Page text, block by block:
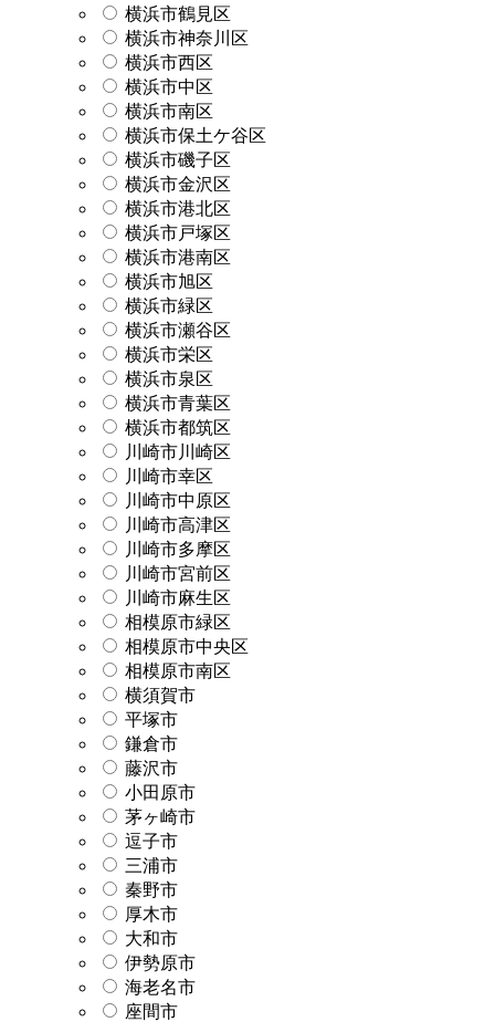
横浜市鶴見区
横浜市神奈川区
横浜市西区
横浜市中区
横浜市南区
横浜市保土ケ谷区
横浜市磯子区
横浜市金沢区
横浜市港北区
横浜市戸塚区
横浜市港南区
横浜市旭区
横浜市緑区
横浜市瀬谷区
横浜市栄区
横浜市泉区
横浜市青葉区
横浜市都筑区
川崎市川崎区
川崎市幸区
川崎市中原区
川崎市高津区
川崎市多摩区
川崎市宮前区
川崎市麻生区
相模原市緑区
相模原市中央区
相模原市南区
横須賀市
平塚市
鎌倉市
藤沢市
小田原市
茅ヶ崎市
逗子市
三浦市
秦野市
厚木市
大和市
伊勢原市
海老名市
座間市